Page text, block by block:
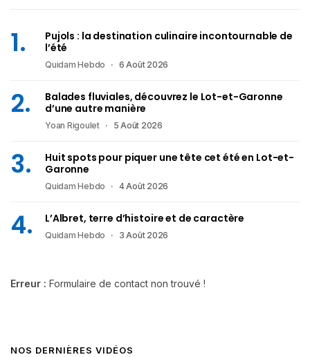
Pujols : la destination culinaire incontournable de
l’été
Quidam Hebdo 6 Août 2026
Balades fluviales, découvrez le Lot-et-Garonne
d’une autre manière
Yoan Rigoulet 5 Août 2026
Huit spots pour piquer une tête cet été en Lot-et-
Garonne
Quidam Hebdo 4 Août 2026
L’Albret, terre d’histoire et de caractère
Quidam Hebdo 3 Août 2026
Erreur : Formulaire de contact non trouvé !
NOS DERNIÈRES VIDÉOS